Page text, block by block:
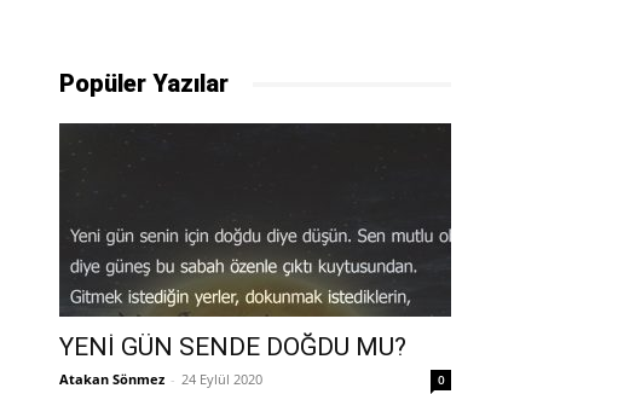
Popüler Yazılar
YENİ GÜN SENDE DOĞDU MU?
Atakan Sönmez - 24 Eylül 2020 0